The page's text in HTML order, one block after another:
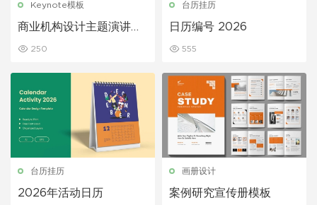
Keynote模板
商业机构设计主题演讲稿
250
台历挂历
日历编号 2026
555
台历挂历
2026年活动日历
画册设计
案例研究宣传册模板